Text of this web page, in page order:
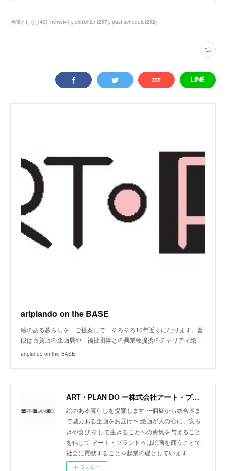
勝間としを(140) news(41) exhibition(257) past schedule(252)
artplando on the BASE
絵のある暮らしを ご提案して そろそろ10年近くになります。普
段は百貨店の企画展や 福祉団体との異業種提携のチャリティ絵…
artplando on the BASE
ART・PLAN DO ー株式会社アート・プランドゥー
絵のある暮らしを提案します 〜個展から総合展ま
で魅力ある企画をお届け〜 絵画が人の心に、安ら
ぎや喜び そして生きることへの勇気を与えること
を信じて アート・プランドゥは絵画を商うことで
社会に貢献することを起業の礎としています
フォロー